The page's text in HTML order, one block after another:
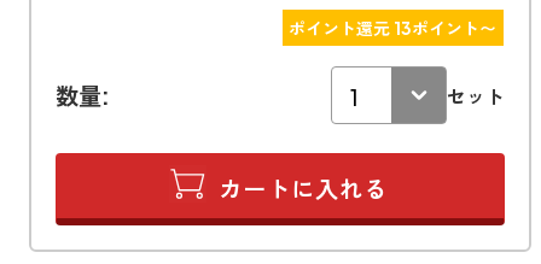
衣類を守り清潔な空間にしたい
ドライブ時間を快適にしたい
どこでも
アロミック・ハング
シューズフレッシュプラス
トイレ用
ティーアロマ
アロミックデオ
(冷寒)
その他
ランキング
定期購入サービス
ポイント還元 13ポイント〜
数量: セット